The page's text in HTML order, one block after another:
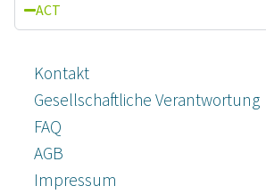
ACT
Kontakt
Gesellschaftliche Verantwortung
FAQ
AGB
Impressum